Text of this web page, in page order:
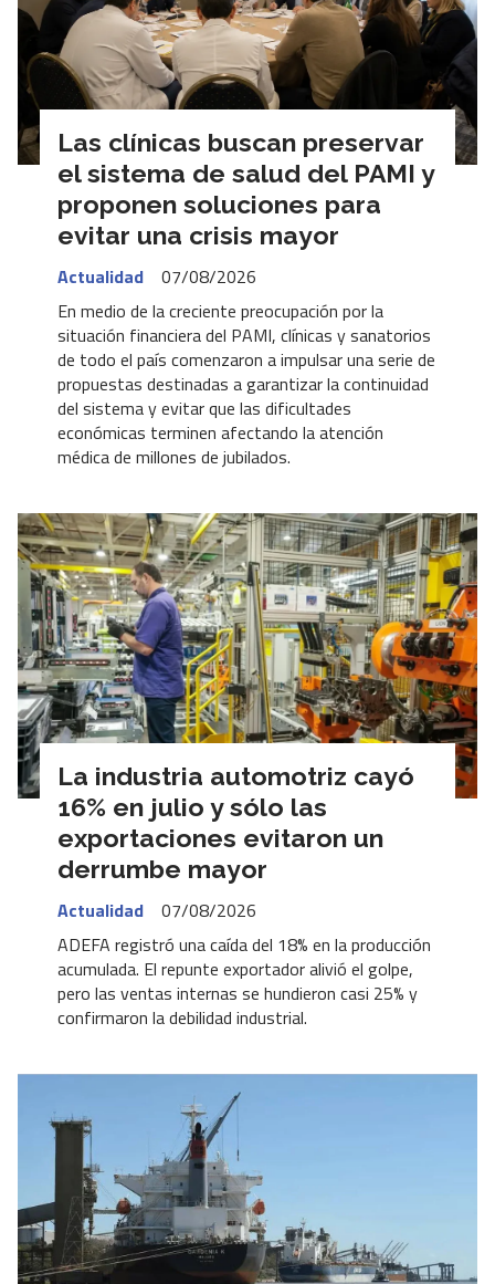
Las clínicas buscan preservar
el sistema de salud del PAMI y
proponen soluciones para
evitar una crisis mayor
Actualidad
07/08/2026
En medio de la creciente preocupación por la
situación financiera del PAMI, clínicas y sanatorios
de todo el país comenzaron a impulsar una serie de
propuestas destinadas a garantizar la continuidad
del sistema y evitar que las dificultades
económicas terminen afectando la atención
médica de millones de jubilados.
La industria automotriz cayó
16% en julio y sólo las
exportaciones evitaron un
derrumbe mayor
Actualidad
07/08/2026
ADEFA registró una caída del 18% en la producción
acumulada. El repunte exportador alivió el golpe,
pero las ventas internas se hundieron casi 25% y
confirmaron la debilidad industrial.